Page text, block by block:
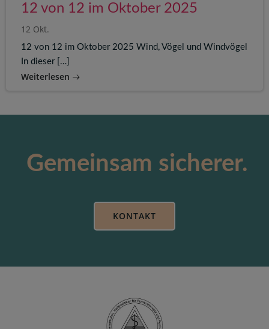
12 von 12 im Oktober 2025
12 Okt.
12 von 12 im Oktober 2025 Wind, Vögel und Windvögel
In dieser […]
Weiterlesen
Gemeinsam sicherer.
KONTAKT